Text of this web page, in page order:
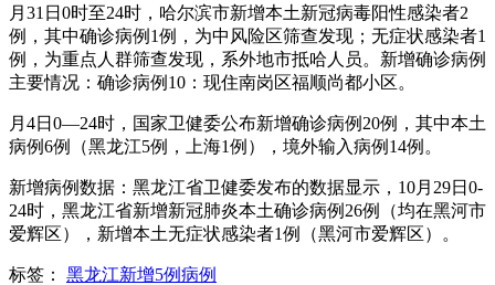
月31日0时至24时，哈尔滨市新增本土新冠病毒阳性感染者2
例，其中确诊病例1例，为中风险区筛查发现；无症状感染者1
例，为重点人群筛查发现，系外地市抵哈人员。新增确诊病例
主要情况：确诊病例10：现住南岗区福顺尚都小区。
月4日0—24时，国家卫健委公布新增确诊病例20例，其中本土
病例6例（黑龙江5例，上海1例），境外输入病例14例。
新增病例数据：黑龙江省卫健委发布的数据显示，10月29日0-
24时，黑龙江省新增新冠肺炎本土确诊病例26例（均在黑河市
爱辉区），新增本土无症状感染者1例（黑河市爱辉区）。
标签： 黑龙江新增5例病例